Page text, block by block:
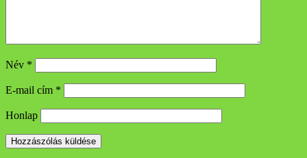
Név *
E-mail cím *
Honlap